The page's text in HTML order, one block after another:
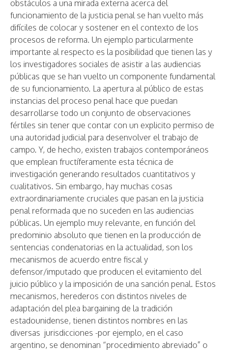
obstáculos a una mirada externa acerca del
funcionamiento de la justicia penal se han vuelto más
difíciles de colocar y sostener en el contexto de los
procesos de reforma. Un ejemplo particularmente
importante al respecto es la posibilidad que tienen las y
los investigadores sociales de asistir a las audiencias
públicas que se han vuelto un componente fundamental
de su funcionamiento. La apertura al público de estas
instancias del proceso penal hace que puedan
desarrollarse todo un conjunto de observaciones
fértiles sin tener que contar con un explicito permiso de
una autoridad judicial para desenvolver el trabajo de
campo. Y, de hecho, existen trabajos contemporáneos
que emplean fructíferamente esta técnica de
investigación generando resultados cuantitativos y
cualitativos. Sin embargo, hay muchas cosas
extraordinariamente cruciales que pasan en la justicia
penal reformada que no suceden en las audiencias
públicas. Un ejemplo muy relevante, en función del
predominio absoluto que tienen en la producción de
sentencias condenatorias en la actualidad, son los
mecanismos de acuerdo entre fiscal y
defensor/imputado que producen el evitamiento del
juicio público y la imposición de una sanción penal. Estos
mecanismos, herederos con distintos niveles de
adaptación del plea bargaining de la tradición
estadounidense, tienen distintos nombres en las
diversas jurisdicciones -por ejemplo, en el caso
argentino, se denominan “procedimiento abreviado” o